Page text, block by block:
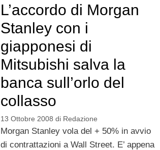
L’accordo di Morgan
Stanley con i
giapponesi di
Mitsubishi salva la
banca sull’orlo del
collasso
13 Ottobre 2008 di Redazione
Morgan Stanley vola del + 50% in avvio
di contrattazioni a Wall Street. E’ appena